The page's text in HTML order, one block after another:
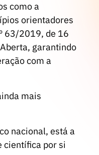
como a
orientadores
63/2019, de 16
garantindo
com a
mais
nacional, está a
científica por si